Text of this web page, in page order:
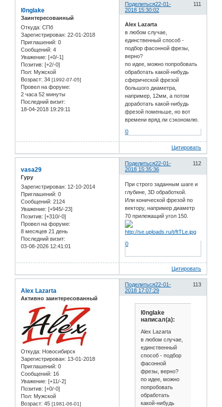
Поделиться 111
22-01-
2018 15:30:02
l0nglake
Заинтересованный
Откуда: СПб
Зарегистрирован: 22-01-2018
Приглашений: 0
Сообщений: 4
Уважение: [+0/-1]
Позитив: [+2/-0]
Пол: Мужской
Возраст: 34 [1992-07-05]
Провел на форуме:
2 часа 52 минуты
Последний визит:
18-04-2018 19:29:11
Alex Lazarta
в любом случае,
единственный способ -
подбор фасонной фрезы,
верно?
по идее, можно попробовать
обработать какой-нибудь
сферической фрезой
большого диаметра,
например, 12мм, а потом
доработать какой-нибудь
фрезой поменьше, но вот
времени вряд ли сэкономлю.
0
Цитировать
Поделиться 112
22-01-
2018 15:35:36
vasa29
Гуру
Зарегистрирован: 12-10-2014
Приглашений: 0
Сообщений: 2124
Уважение: [+945/-23]
Позитив: [+310/-0]
Провел на форуме:
8 месяцев 21 день
Последний визит:
03-08-2026 12:41:01
При строго заданным шаге и
глубине, 3D обработкой.
Или конической фрезой по
вектору, например диаметр
70 прилежащий угол 150.
0
Цитировать
Поделиться 113
22-01-
2018 17:07:29
Alex Lazarta
Активно заинтересованный
Откуда: Новосибирск
Зарегистрирован: 13-01-2018
Приглашений: 0
Сообщений: 16
Уважение: [+11/-2]
Позитив: [+0/-0]
Пол: Мужской
Возраст: 45 [1981-06-01]
l0nglake
написал(а):
Alex Lazarta
в любом случае,
единственный
способ - подбор
фасонной
фрезы, верно?
по идее, можно
попробовать
обработать
какой-нибудь